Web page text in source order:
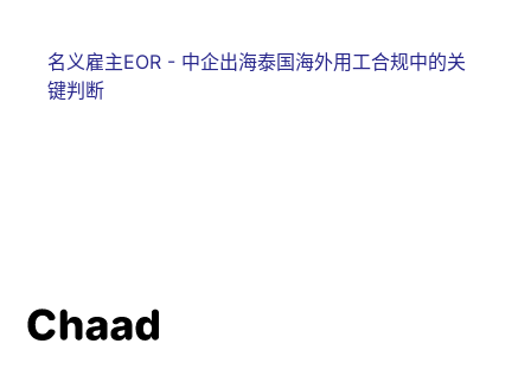
名义雇主EOR - 中企出海泰国海外用工合规中的关
键判断